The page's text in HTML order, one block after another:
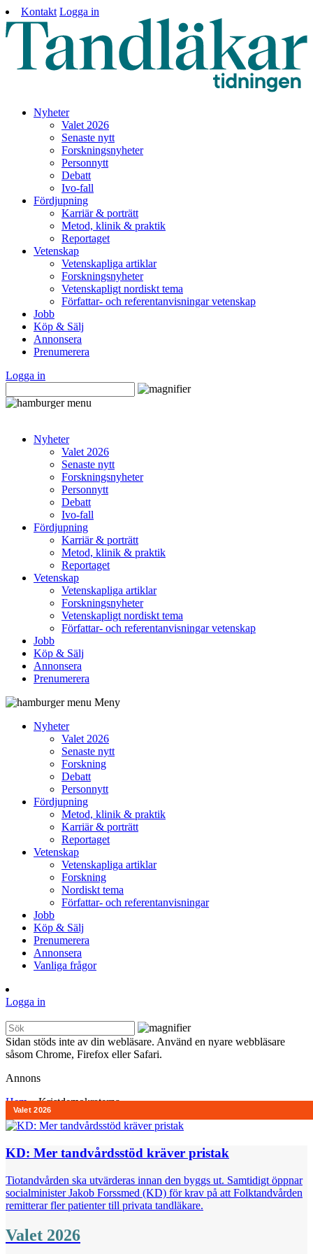
Kontakt Logga in
Nyheter
Valet 2026
Senaste nytt
Forskningsnyheter
Personnytt
Debatt
Ivo-fall
Fördjupning
Karriär & porträtt
Metod, klinik & praktik
Reportaget
Vetenskap
Vetenskapliga artiklar
Forskningsnyheter
Vetenskapligt nordiskt tema
Författar- och referentanvisningar vetenskap
Jobb
Köp & Sälj
Annonsera
Prenumerera
Logga in
Nyheter
Valet 2026
Senaste nytt
Forskningsnyheter
Personnytt
Debatt
Ivo-fall
Fördjupning
Karriär & porträtt
Metod, klinik & praktik
Reportaget
Vetenskap
Vetenskapliga artiklar
Forskningsnyheter
Vetenskapligt nordiskt tema
Författar- och referentanvisningar vetenskap
Jobb
Köp & Sälj
Annonsera
Prenumerera
Meny
Nyheter
Valet 2026
Senaste nytt
Forskning
Debatt
Personnytt
Fördjupning
Metod, klinik & praktik
Karriär & porträtt
Reportaget
Vetenskap
Vetenskapliga artiklar
Forskning
Nordiskt tema
Författar- och referentanvisningar
Jobb
Köp & Sälj
Prenumerera
Annonsera
Vanliga frågor
Logga in
Sidan stöds inte av din webläsare. Använd en nyare webbläsare
såsom Chrome, Firefox eller Safari.
Annons
Hem»Kristdemokraterna
KD: Mer tandvårdsstöd kräver pristak
Tiotandvården ska utvärderas innan den byggs ut. Samtidigt öppnar
socialminister Jakob Forssmed (KD) för krav på att Folktandvården
remitterar fler patienter till privata tandläkare.
Valet 2026